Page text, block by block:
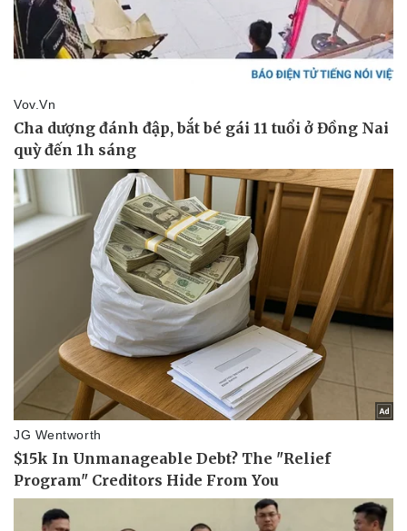
Lịch thi đấu bóng đá
Thế giới thể thao
eSports
Hậu trường
Ô tô - Xe máy
Ô tô
Xe máy
Tư vấn